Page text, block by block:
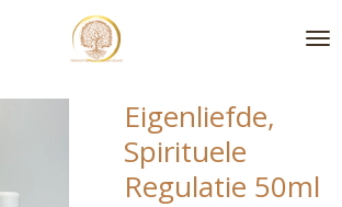
Eigenliefde,
Spirituele
Regulatie 50ml